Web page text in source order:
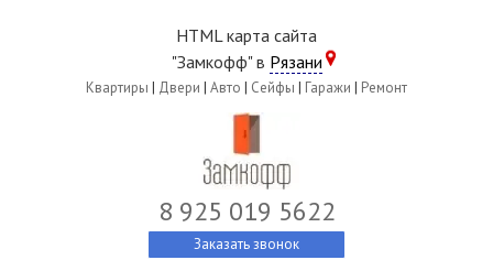
HTML карта сайта
"Замкофф" в Рязани
Квартиры | Двери | Авто | Сейфы | Гаражи | Ремонт
8 925 019 5622
Заказать звонок